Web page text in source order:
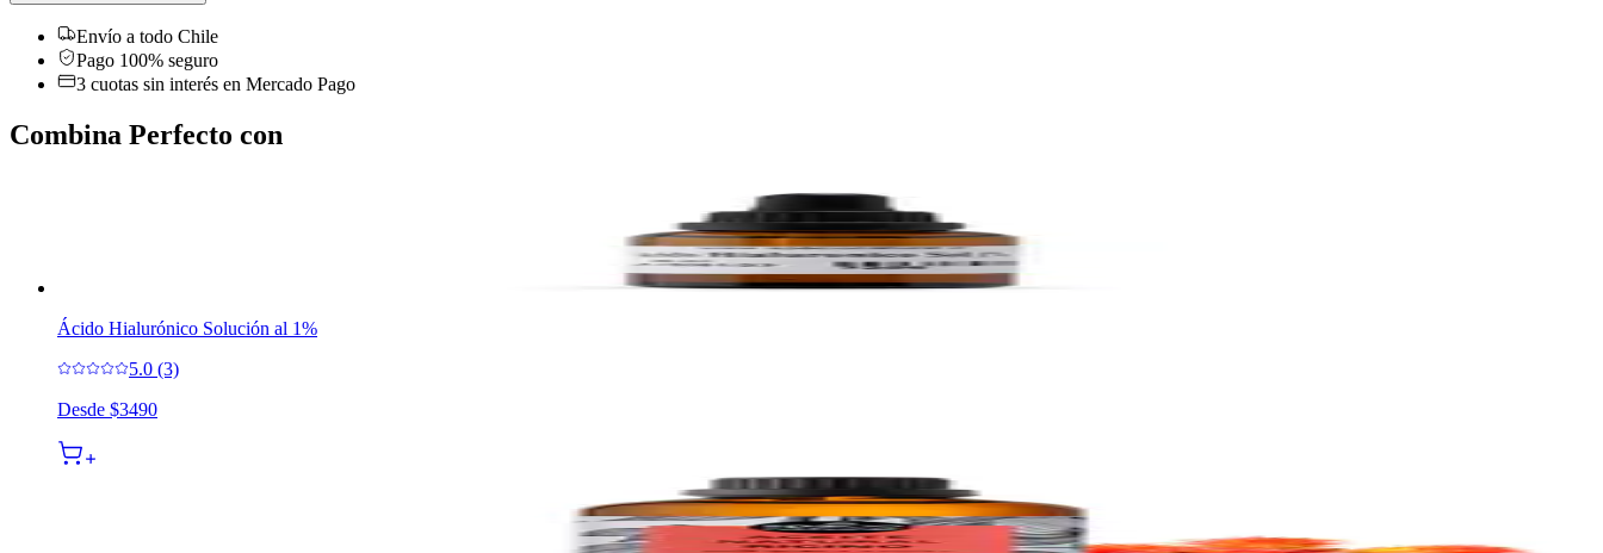
Envío a todo Chile
Pago 100% seguro
3 cuotas sin interés en Mercado Pago
Combina Perfecto con
Ácido Hialurónico Solución al 1%
5.0 (3)
Desde $3490